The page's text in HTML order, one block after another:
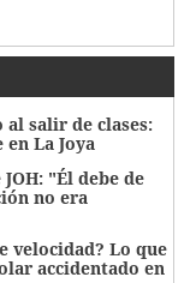
al salir de clases:
La Joya
"Él debe de
no era
velocidad? Lo que
accidentado en